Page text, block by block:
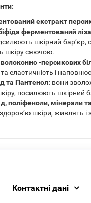
екстракт
ферментований
шкірний бар’єр,
шкіру сяючою.
-персикових
еластичність і
та Пантенол: вони
посилюють шкірний
поліфеноли, мінерали
шкіри, живлять і
Контактні дані